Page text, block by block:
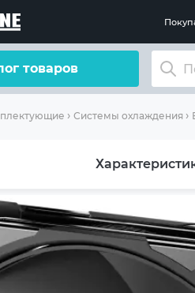
товаров
Системы охлаждения